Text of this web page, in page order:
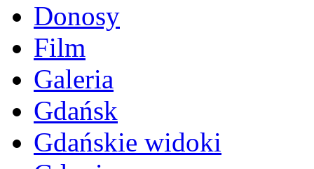
Donosy
Film
Galeria
Gdańsk
Gdańskie widoki